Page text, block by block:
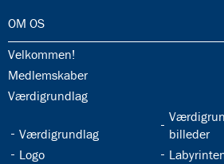
32.0:
OM OS
32.1:
Velkommen!
32.2:
Medlemskaber
32.3:
Værdigrundlag
32.4:
Værdigrundlag
32.5:
billeder
32.6:
Logo 32.7: